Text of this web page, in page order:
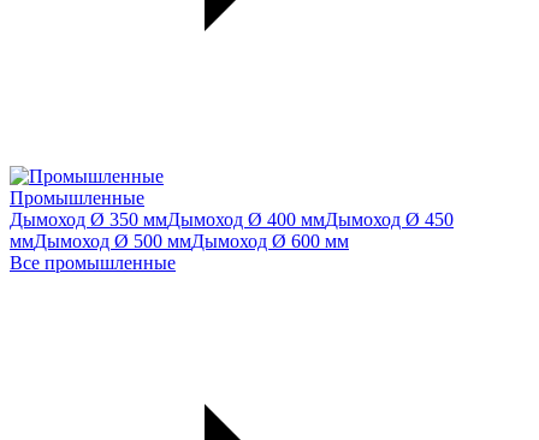
Промышленные
Дымоход Ø 350 ммДымоход Ø 400 ммДымоход Ø 450
ммДымоход Ø 500 ммДымоход Ø 600 мм
Все промышленные